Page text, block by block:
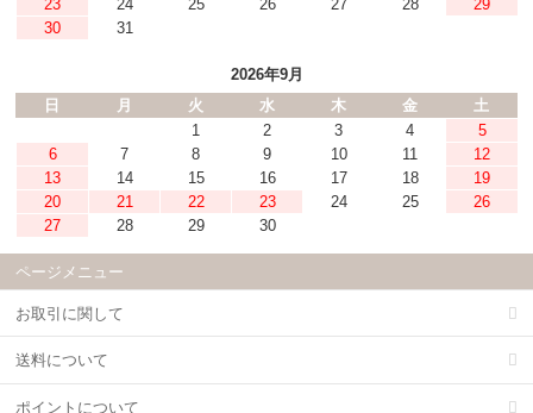
23
24 25 26 27 28
29
30
31
2026年9月
日
月 火 水 木 金
土
1
2 3 4
5
6
7 8 9 10 11
12
13
14 15 16 17 18
19
20
21 22 23 24 25
26
27
28 29 30
ページメニュー
お取引に関して
送料について
ポイントについて